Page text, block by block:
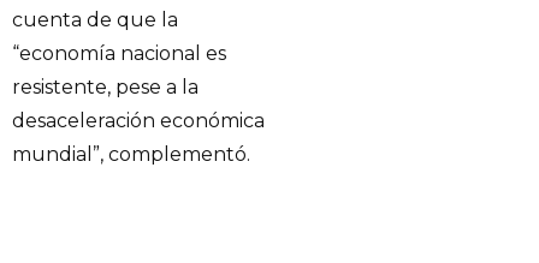
cuenta de que la
“economía nacional es
resistente, pese a la
desaceleración económica
mundial”, complementó.